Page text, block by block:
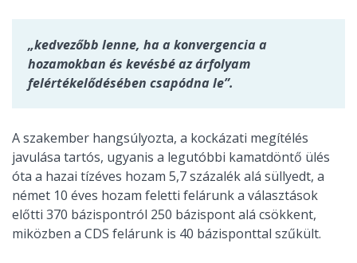
„kedvezőbb lenne, ha a konvergencia a
hozamokban és kevésbé az árfolyam
felértékelődésében csapódna le”.
A szakember hangsúlyozta, a kockázati megítélés
javulása tartós, ugyanis a legutóbbi kamatdöntő ülés
óta a hazai tízéves hozam 5,7 százalék alá süllyedt, a
német 10 éves hozam feletti felárunk a választások
előtti 370 bázispontról 250 bázispont alá csökkent,
miközben a CDS felárunk is 40 bázisponttal szűkült.